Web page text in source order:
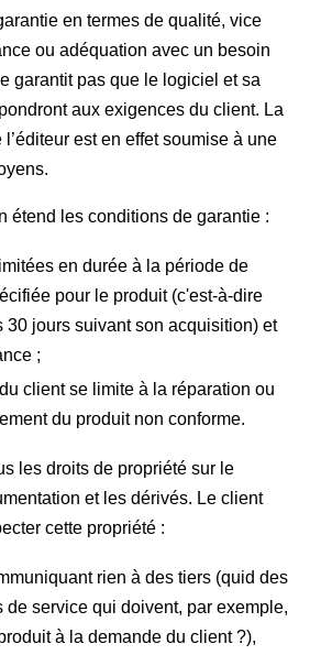
en termes de qualité, vice
ou adéquation avec un besoin
garantit pas que le logiciel et sa
aux exigences du client. La
est en effet soumise à une
étend les conditions de garantie :
en durée à la période de
pour le produit (c'est-à-dire
30 jours suivant son acquisition) et
;
client se limite à la réparation ou
du produit non conforme.
les droits de propriété sur le
et les dérivés. Le client
cette propriété :
rien à des tiers (quid des
de service qui doivent, par exemple,
à la demande du client ?),